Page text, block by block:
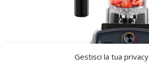
Gestisci la tua privacy